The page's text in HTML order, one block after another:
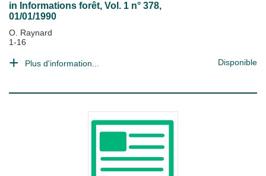
in Informations forêt, Vol. 1 n° 378,
01/01/1990
O. Raynard
1-16
Plus d'information... Disponible